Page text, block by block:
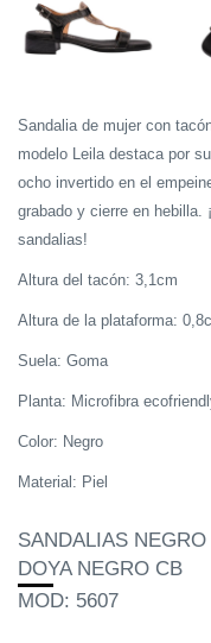
Sandalia de mujer con
modelo Leila destaca por
ocho invertido en el
grabado y cierre en hebilla.
sandalias!
Altura del tacón: 3,1cm
Altura de la plataforma:
Suela: Goma
Planta: Microfibra
Color: Negro
Material: Piel
SANDALIAS NEGRO
DOYA NEGRO CB
MOD: 5607